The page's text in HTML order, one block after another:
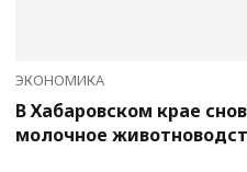
ЭКОНОМИКА
В Хабаровском крае
молочное